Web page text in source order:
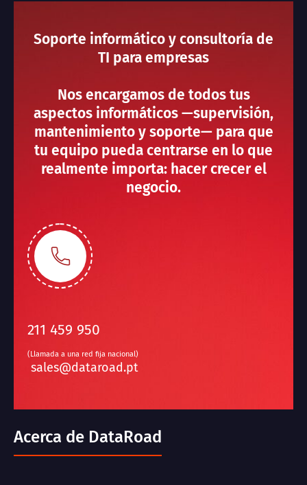
Soporte informático y consultoría de
TI para empresas
Nos encargamos de todos tus
aspectos informáticos —supervisión,
mantenimiento y soporte— para que
tu equipo pueda centrarse en lo que
realmente importa: hacer crecer el
negocio.
211 459 950
(Llamada a una red fija nacional)
sales@dataroad.pt
Acerca de DataRoad